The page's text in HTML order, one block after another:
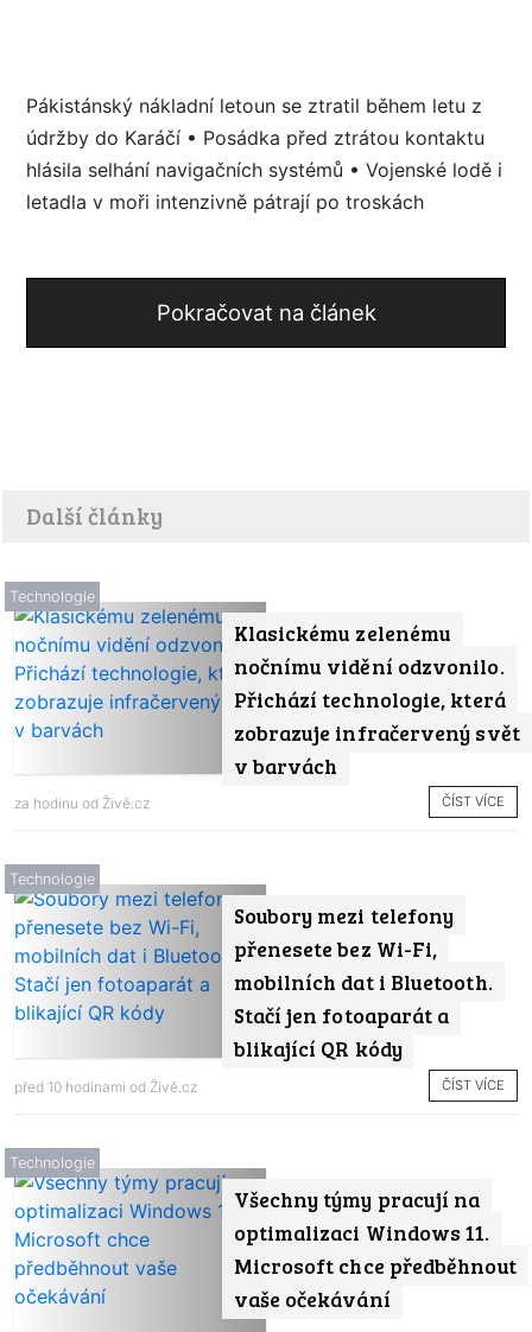
Pákistánský nákladní letoun se ztratil během letu z
údržby do Karáčí • Posádka před ztrátou kontaktu
hlásila selhání navigačních systémů • Vojenské lodě i
letadla v moři intenzivně pátrají po troskách
Pokračovat na článek
Další články
Klasickému zelenému
nočnímu vidění odzvonilo.
Přichází technologie, která
zobrazuje infračervený svět
v barvách
Technologie
za hodinu od Živě.cz ČÍST VÍCE
Soubory mezi telefony
přenesete bez Wi-Fi,
mobilních dat i Bluetooth.
Stačí jen fotoaparát a
blikající QR kódy
Technologie
před 10 hodinami od Živě.cz ČÍST VÍCE
Všechny týmy pracují na
optimalizaci Windows 11.
Microsoft chce předběhnout
vaše očekávání
Technologie